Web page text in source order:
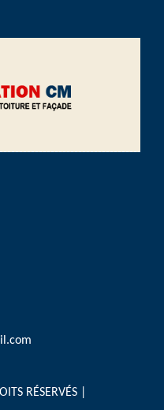
RÉSERVÉS |